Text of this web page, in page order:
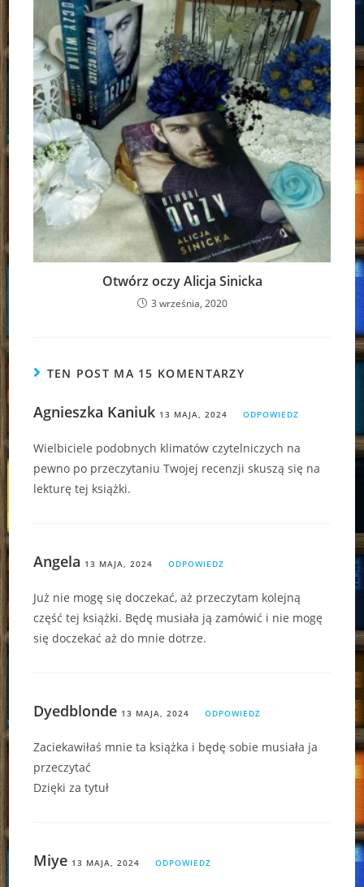
Otwórz oczy Alicja Sinicka
3 września, 2020
TEN POST MA 15 KOMENTARZY
Agnieszka Kaniuk 13 MAJA, 2024 ODPOWIEDZ
Wielbiciele podobnych klimatów czytelniczych na
pewno po przeczytaniu Twojej recenzji skuszą się na
lekturę tej książki.
Angela 13 MAJA, 2024 ODPOWIEDZ
Już nie mogę się doczekać, aż przeczytam kolejną
część tej książki. Będę musiała ją zamówić i nie mogę
się doczekać aż do mnie dotrze.
Dyedblonde 13 MAJA, 2024 ODPOWIEDZ
Zaciekawiłaś mnie ta książka i będę sobie musiała ja
przeczytać
Dzięki za tytuł
Miye 13 MAJA, 2024 ODPOWIEDZ